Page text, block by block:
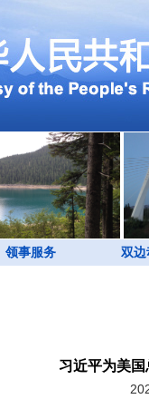
领事服务 双边
习近平为美